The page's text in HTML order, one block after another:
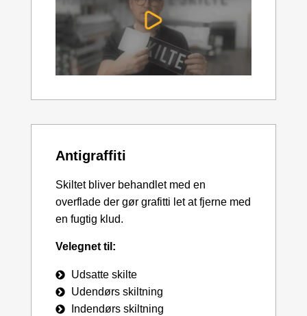
Antigraffiti
Skiltet bliver behandlet med en
overflade der gør grafitti let at fjerne med
en fugtig klud.
Velegnet til:
Udsatte skilte
Udendørs skiltning
Indendørs skiltning